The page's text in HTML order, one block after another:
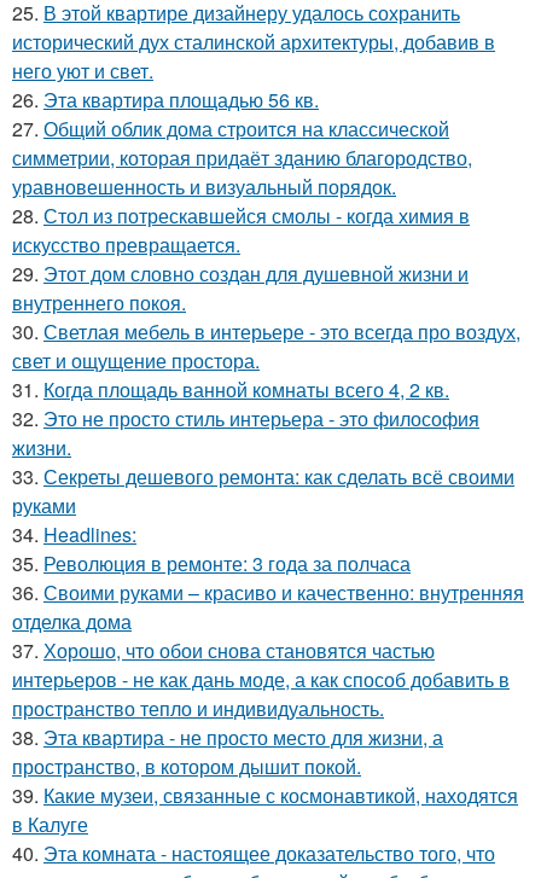
25. В этой квартире дизайнеру удалось сохранить
исторический дух сталинской архитектуры, добавив в
него уют и свет.
26. Эта квартира площадью 56 кв.
27. Общий облик дома строится на классической
симметрии, которая придаёт зданию благородство,
уравновешенность и визуальный порядок.
28. Стол из потрескавшейся смолы - когда химия в
искусство превращается.
29. Этот дом словно создан для душевной жизни и
внутреннего покоя.
30. Светлая мебель в интерьере - это всегда про воздух,
свет и ощущение простора.
31. Когда площадь ванной комнаты всего 4, 2 кв.
32. Это не просто стиль интерьера - это философия
жизни.
33. Секреты дешевого ремонта: как сделать всё своими
руками
34. Headlines:
35. Революция в ремонте: 3 года за полчаса
36. Своими руками – красиво и качественно: внутренняя
отделка дома
37. Хорошо, что обои снова становятся частью
интерьеров - не как дань моде, а как способ добавить в
пространство тепло и индивидуальность.
38. Эта квартира - не просто место для жизни, а
пространство, в котором дышит покой.
39. Какие музеи, связанные с космонавтикой, находятся
в Калуге
40. Эта комната - настоящее доказательство того, что